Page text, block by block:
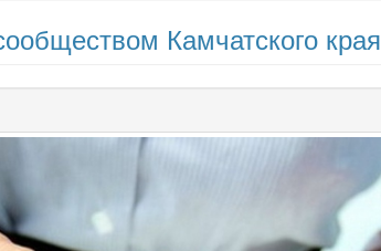
Камчатского края